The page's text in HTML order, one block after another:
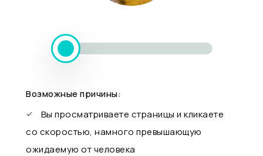
Возможные причины:
Вы просматриваете страницы и кликаете
со скоростью, намного превышающую
ожидаемую от человека